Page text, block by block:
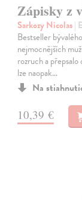
Zápisky z
Sarkozy Nicolas|
Bestseller
nejmocnějších
rozruch a
lze naopak…
Na
10,39 €